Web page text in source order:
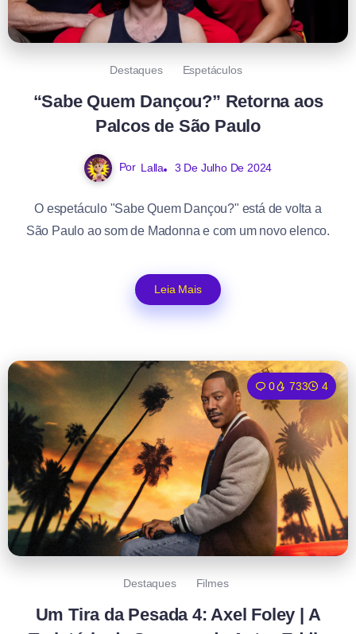
Destaques Espetáculos
“Sabe Quem Dançou?” Retorna aos
Palcos de São Paulo
Por Lalla 3 De Julho De 2024
O espetáculo "Sabe Quem Dançou?" está de volta a
São Paulo ao som de Madonna e com um novo elenco.
Leia Mais
0 733 4
Destaques Filmes
Um Tira da Pesada 4: Axel Foley | A